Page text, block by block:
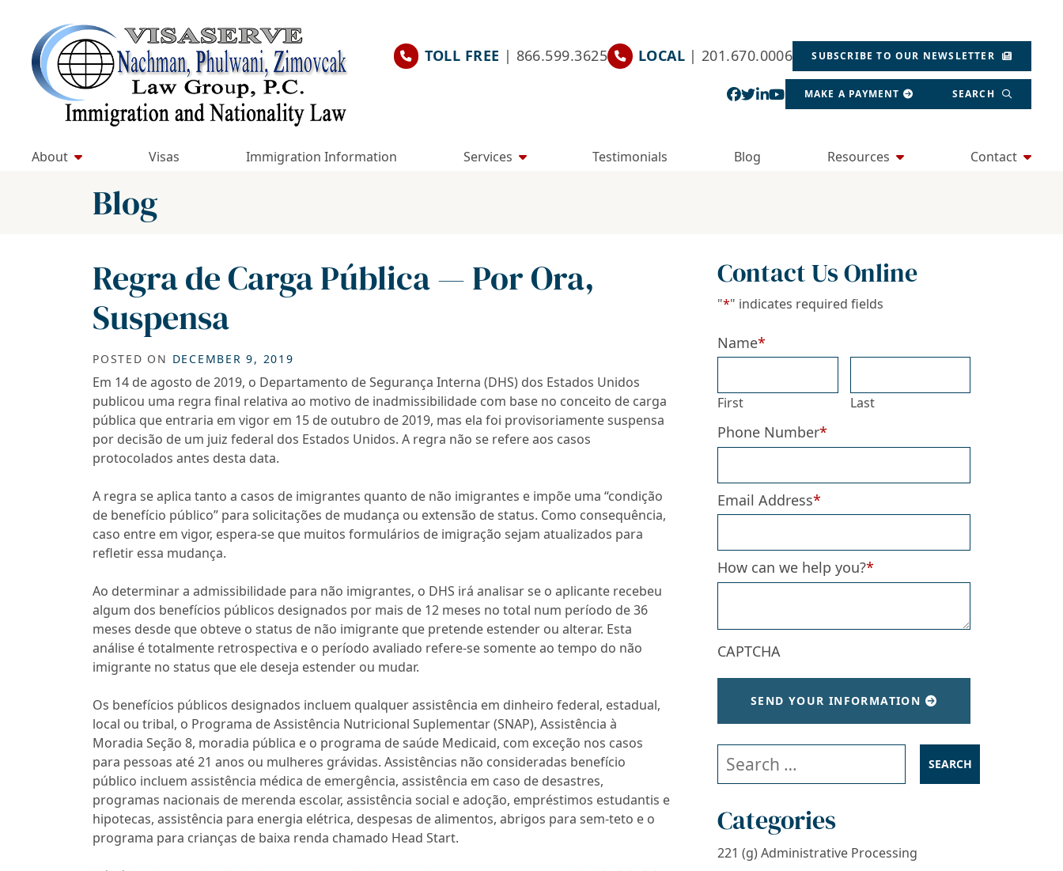
content
Return home
TOLL FREE | 866.599.3625 LOCAL | 201.670.0006 SUBSCRIBE TO OUR NEWSLETTER
View our profile on Facebook, opens in a new
View our feed on Twitter, opens in a new window
View our firm profile on LinkedIn, opens in a
View our channel on Youtube, opens in a
MAKE A PAYMENT SEARCH
About Visas Immigration Information Services Testimonials Blog Resources Contact
Blog
Regra de Carga Pública — Por Ora,
Suspensa
POSTED ON DECEMBER 9, 2019
Em 14 de agosto de 2019, o Departamento de Segurança Interna (DHS) dos Estados Unidos
publicou uma regra final relativa ao motivo de inadmissibilidade com base no conceito de carga
pública que entraria em vigor em 15 de outubro de 2019, mas ela foi provisoriamente suspensa
por decisão de um juiz federal dos Estados Unidos. A regra não se refere aos casos
protocolados antes desta data.
A regra se aplica tanto a casos de imigrantes quanto de não imigrantes e impõe uma “condição
de benefício público” para solicitações de mudança ou extensão de status. Como consequência,
caso entre em vigor, espera-se que muitos formulários de imigração sejam atualizados para
refletir essa mudança.
Ao determinar a admissibilidade para não imigrantes, o DHS irá analisar se o aplicante recebeu
algum dos benefícios públicos designados por mais de 12 meses no total num período de 36
meses desde que obteve o status de não imigrante que pretende estender ou alterar. Esta
análise é totalmente retrospectiva e o período avaliado refere-se somente ao tempo do não
imigrante no status que ele deseja estender ou mudar.
Os benefícios públicos designados incluem qualquer assistência em dinheiro federal, estadual,
local ou tribal, o Programa de Assistência Nutricional Suplementar (SNAP), Assistência à
Moradia Seção 8, moradia pública e o programa de saúde Medicaid, com exceção nos casos
para pessoas até 21 anos ou mulheres grávidas. Assistências não consideradas benefício
público incluem assistência médica de emergência, assistência em caso de desastres,
programas nacionais de merenda escolar, assistência social e adoção, empréstimos estudantis e
hipotecas, assistência para energia elétrica, despesas de alimentos, abrigos para sem-teto e o
programa para crianças de baixa renda chamado Head Start.
Contact Us Online
"*" indicates required fields
Name*
First Last
Phone Number*
Email Address*
How can we help you?*
CAPTCHA
SEND YOUR INFORMATION
Search our website
Categories
221 (g) Administrative Processing